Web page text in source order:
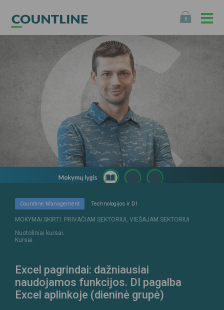
0
Countline Management Technologijos ir DI
MOKYMAI SKIRTI: PRIVAČIAM SEKTORIUI, VIEŠAJAM SEKTORIUI
Nuotoliniai kursai.
Kursai.
Excel pagrindai: dažniausiai
naudojamos funkcijos. DI pagalba
Excel aplinkoje (dieninė grupė)